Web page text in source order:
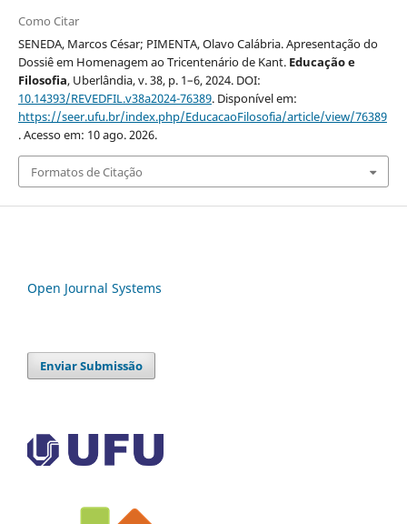
Como Citar
SENEDA, Marcos César; PIMENTA, Olavo Calábria. Apresentação do
Dossiê em Homenagem ao Tricentenário de Kant. Educação e
Filosofia, Uberlândia, v. 38, p. 1–6, 2024. DOI:
10.14393/REVEDFIL.v38a2024-76389. Disponível em:
https://seer.ufu.br/index.php/EducacaoFilosofia/article/view/76389
. Acesso em: 10 ago. 2026.
Formatos de Citação
Open Journal Systems
Enviar Submissão